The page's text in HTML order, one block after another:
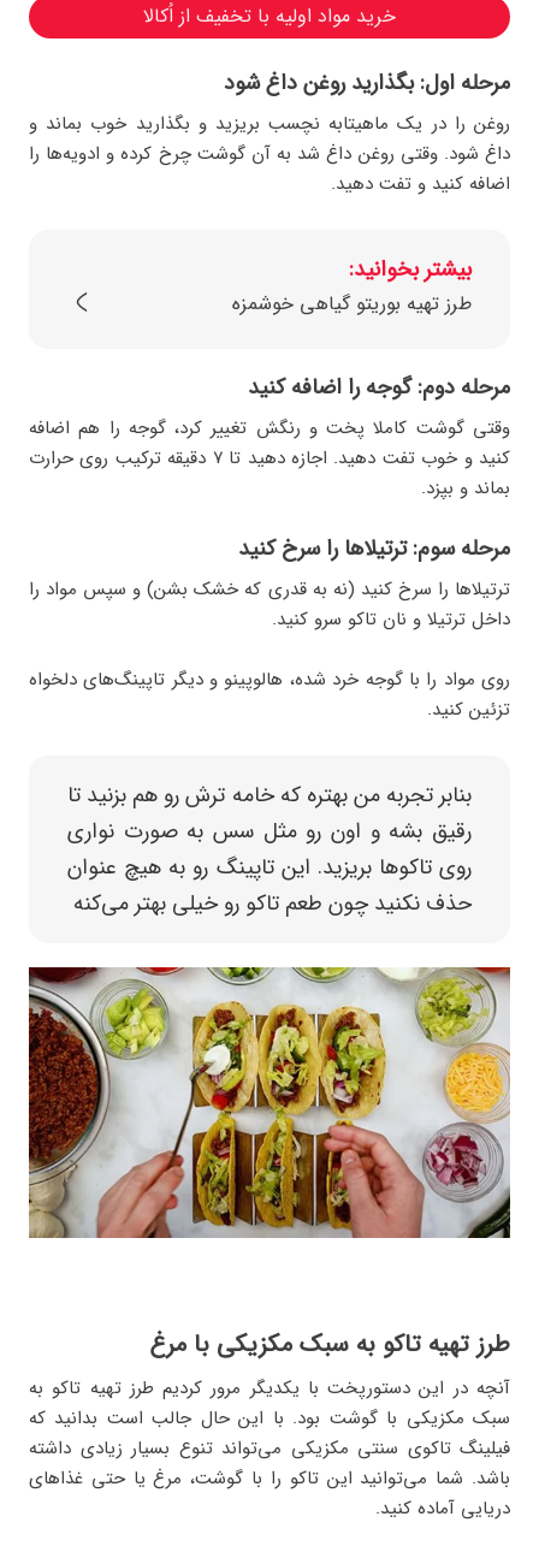
خرید مواد اولیه با تخفیف از اُکالا
مرحله اول: بگذارید روغن داغ شود
روغن را در یک ماهیتابه نچسب بریزید و بگذارید خوب بماند و
داغ شود. وقتی روغن داغ شد به آن گوشت چرخ کرده و ادویه‌ها را
اضافه کنید و تفت دهید.
بیشتر بخوانید:
طرز تهیه بوریتو گیاهی خوشمزه
مرحله دوم: گوجه را اضافه کنید
وقتی گوشت کاملا پخت و رنگش تغییر کرد، گوجه را هم اضافه
کنید و خوب تفت دهید. اجازه دهید تا ۷ دقیقه ترکیب روی حرارت
بماند و بپزد.
مرحله سوم: ترتیلاها را سرخ کنید
ترتیلاها را سرخ کنید (نه به قدری که خشک بشن) و سپس مواد را
داخل ترتیلا و نان تاکو سرو کنید.
روی مواد را با گوجه خرد شده، هالوپینو و دیگر تاپینگ‌های دلخواه
تزئین کنید.
بنابر تجربه من بهتره که خامه ترش رو هم بزنید تا
رقیق بشه و اون رو مثل سس به صورت نواری
روی تاکوها بریزید. این تاپینگ رو به هیچ عنوان
حذف نکنید چون طعم تاکو رو خیلی بهتر می‌کنه
طرز تهیه تاکو به سبک مکزیکی با مرغ
آنچه در این دستورپخت با یکدیگر مرور کردیم طرز تهیه تاکو به
سبک مکزیکی با گوشت بود. با این حال جالب است بدانید که
فیلینگ تاکوی سنتی مکزیکی می‌تواند تنوع بسیار زیادی داشته
باشد. شما می‌توانید این تاکو را با گوشت، مرغ یا حتی غذاهای
دریایی آماده کنید.